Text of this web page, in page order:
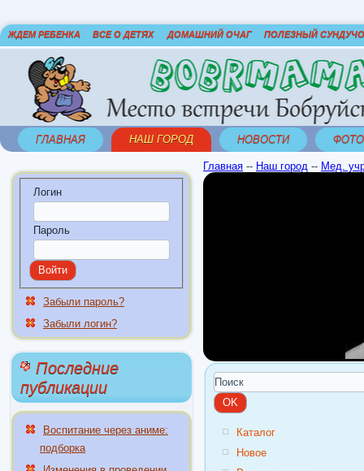
ЖДЕМ РЕБЕНКА ВСЕ О ДЕТЯХ ДОМАШНИЙ ОЧАГ ПОЛЕЗНЫЙ
ГЛАВНАЯ НАШ ГОРОД НОВОСТИ
Логин
Пароль
Забыли пароль?
Забыли логин?
Последние
публикации
Воспитание через аниме:
подборка
Главная -- Наш город -- Мед.
Каталог
Новое